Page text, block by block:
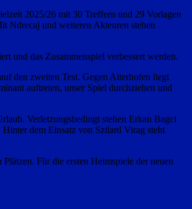
2025/26 mit 30 Treffern und 29 Vorlagen
Ndrecaj und weiteren Akteuren stehen
und das Zusammenspiel verbessert werden.
den zweiten Test. Gegen Aiterhofen liegt
auftreten, unser Spiel durchziehen und
Verletzungsbedingt stehen Erkan Bagci
dem Einsatz von Szilard Virag steht
Für die ersten Heimspiele der neuen